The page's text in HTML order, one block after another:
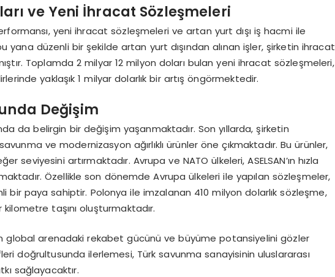
ve Yeni İhracat Sözleşmeleri
performansı, yeni ihracat sözleşmeleri ve artan yurt dışı iş hacmi ile
yana düzenli bir şekilde artan yurt dışından alınan işler, şirketin ihracat
Toplamda 2 milyar 12 milyon doları bulan yeni ihracat sözleşmeleri,
yaklaşık 1 milyar dolarlık bir artış öngörmektedir.
Değişim
da belirgin bir değişim yaşanmaktadır. Son yıllarda, şirketin
ve modernizasyon ağırlıklı ürünler öne çıkmaktadır. Bu ürünler,
seviyesini artırmaktadır. Avrupa ve NATO ülkeleri, ASELSAN’ın hızla
Özellikle son dönemde Avrupa ülkeleri ile yapılan sözleşmeler,
bir paya sahiptir. Polonya ile imzalanan 410 milyon dolarlık sözleşme,
kilometre taşını oluşturmaktadır.
global arenadaki rekabet gücünü ve büyüme potansiyelini gözler
doğrultusunda ilerlemesi, Türk savunma sanayisinin uluslararası
sağlayacaktır.